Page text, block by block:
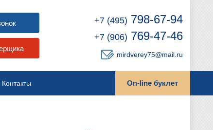
+7 (495) 798-67-94
+7 (906) 769-47-46
mirdverey75@mail.ru
Контакты On-line буклет